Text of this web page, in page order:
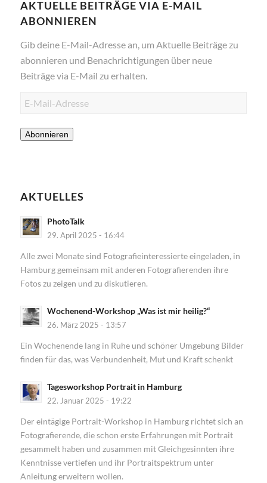
AKTUELLE BEITRÄGE VIA E-MAIL
ABONNIEREN
Gib deine E-Mail-Adresse an, um Aktuelle Beiträge zu
abonnieren und Benachrichtigungen über neue
Beiträge via E-Mail zu erhalten.
E-
Adresse
Abonnieren
AKTUELLES
PhotoTalk
29. April 2025 - 16:44
Alle zwei Monate sind Fotografieinteressierte eingeladen, in
Hamburg gemeinsam mit anderen Fotografierenden ihre
Fotos zu zeigen und zu diskutieren.
Wochenend-Workshop „Was ist mir heilig?“
26. März 2025 - 13:57
Ein Wochenende lang in Ruhe und schöner Umgebung Bilder
finden für das, was Verbundenheit, Mut und Kraft schenkt
Tagesworkshop Portrait in Hamburg
22. Januar 2025 - 19:22
Der eintägige Portrait-Workshop in Hamburg richtet sich an
Fotografierende, die schon erste Erfahrungen mit Portrait
gesammelt haben und zusammen mit Gleichgesinnten ihre
Kenntnisse vertiefen und ihr Portraitspektrum unter
Anleitung erweitern wollen.